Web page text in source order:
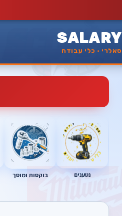
SALARY
סאלרי · כלי עבודה
נטענים בוקסות ומוסך